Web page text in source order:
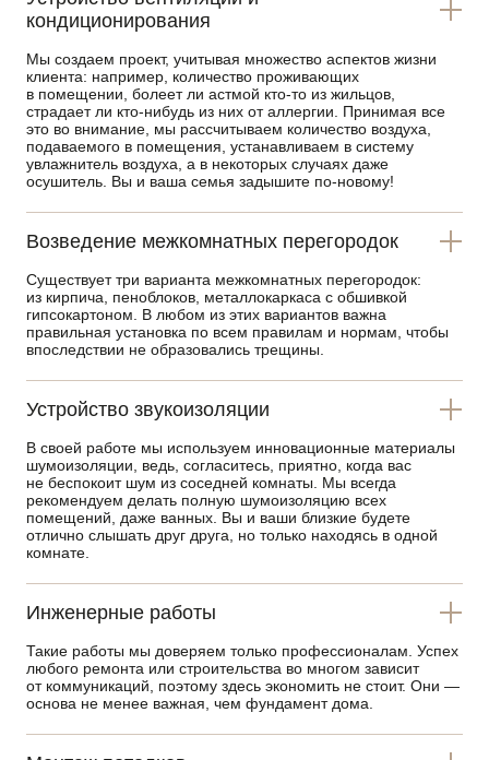
кондиционирования
Мы создаем проект, учитывая множество аспектов жизни
клиента: например, количество проживающих
в помещении, болеет ли астмой кто-то из жильцов,
страдает ли кто-нибудь из них от аллергии. Принимая все
это во внимание, мы рассчитываем количество воздуха,
подаваемого в помещения, устанавливаем в систему
увлажнитель воздуха, а в некоторых случаях даже
осушитель. Вы и ваша семья задышите по-новому!
Возведение межкомнатных перегородок
Существует три варианта межкомнатных перегородок:
из кирпича, пеноблоков, металлокаркаса с обшивкой
гипсокартоном. В любом из этих вариантов важна
правильная установка по всем правилам и нормам, чтобы
впоследствии не образовались трещины.
Устройство звукоизоляции
В своей работе мы используем инновационные материалы
шумоизоляции, ведь, согласитесь, приятно, когда вас
не беспокоит шум из соседней комнаты. Мы всегда
рекомендуем делать полную шумоизоляцию всех
помещений, даже ванных. Вы и ваши близкие будете
отлично слышать друг друга, но только находясь в одной
комнате.
Инженерные работы
Такие работы мы доверяем только профессионалам. Успех
любого ремонта или строительства во многом зависит
от коммуникаций, поэтому здесь экономить не стоит. Они —
основа не менее важная, чем фундамент дома.